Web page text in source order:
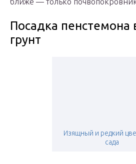
Посадка пенстемона
грунт
Изящный и редкий
сада